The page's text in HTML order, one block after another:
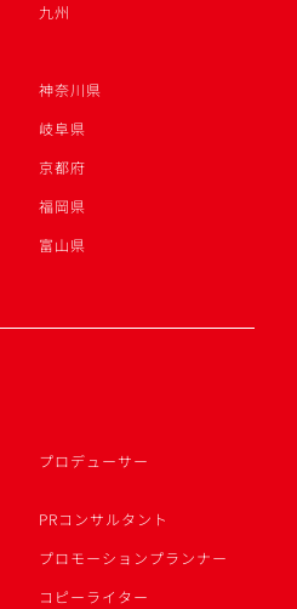
九州
神奈川県
岐阜県
京都府
福岡県
富山県
プロデューサー
PRコンサルタント
プロモーションプランナー
コピーライター